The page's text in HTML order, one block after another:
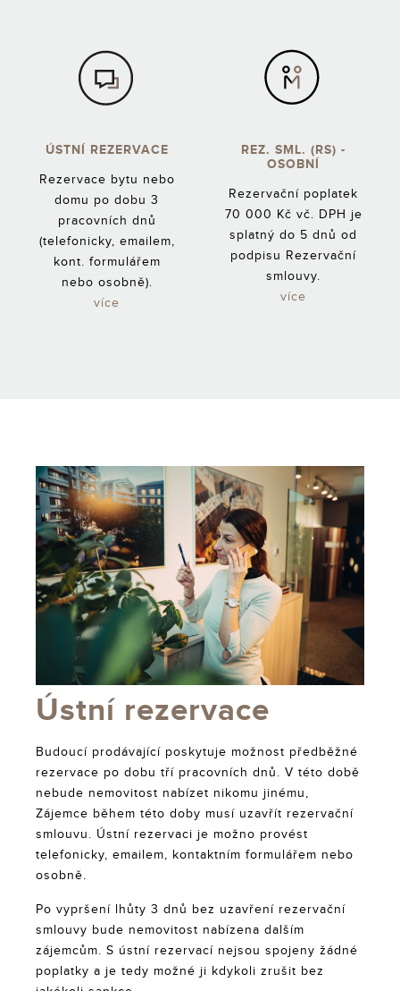
ÚSTNÍ REZERVACE
Rezervace bytu nebo
domu po dobu 3
pracovních dnů
(telefonicky, emailem,
kont. formulářem
nebo osobně).
více
REZ. SML. (RS) -
OSOBNÍ
Rezervační poplatek
70 000 Kč vč. DPH je
splatný do 5 dnů od
podpisu Rezervační
smlouvy.
více
Ústní rezervace
Budoucí prodávající poskytuje možnost předběžné
rezervace po dobu tří pracovních dnů. V této době
nebude nemovitost nabízet nikomu jinému,
Zájemce během této doby musí uzavřít rezervační
smlouvu. Ústní rezervaci je možno provést
telefonicky, emailem, kontaktním formulářem nebo
osobně.
Po vypršení lhůty 3 dnů bez uzavření rezervační
smlouvy bude nemovitost nabízena dalším
zájemcům. S ústní rezervací nejsou spojeny žádné
poplatky a je tedy možné ji kdykoli zrušit bez